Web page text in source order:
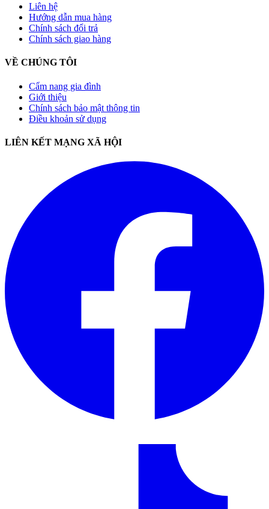
Liên hệ
Hướng dẫn mua hàng
Chính sách đổi trả
Chính sách giao hàng
VỀ CHÚNG TÔI
Cẩm nang gia đình
Giới thiệu
Chính sách bảo mật thông tin
Điều khoản sử dụng
LIÊN KẾT MẠNG XÃ HỘI